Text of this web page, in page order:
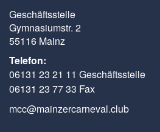
Geschäftsstelle
Gymnasiumstr. 2
55116 Mainz
Telefon:
06131 23 21 11 Geschäftsstelle
06131 23 77 33 Fax
mcc@mainzercarneval.club